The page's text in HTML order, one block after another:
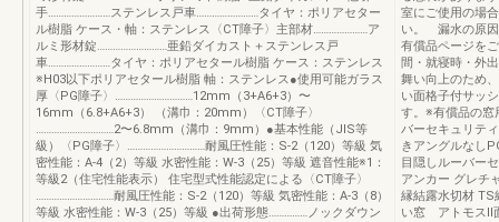
手……………………ステンレス戸車……………………タイヤ：ポリアセター
ル樹脂 ケース・軸：ステンレス〈CT障子〉主部材…………………ア
ルミ形材錠………………………亜鉛ダイカスト＋ステンレス戸
車……………………タイヤ：ポリアセタール樹脂 ケース：ステンレス
※H03以下ポリアセタール樹脂 軸：ステンレス●使用可能ガラス
厚〈PG障子〉…………………………12mm（3+A6+3）〜
16mm（6.8+A6+3） （溝巾：20mm）〈CT障子〉
…………………………2〜6.8mm（溝巾：9mm）●基本性能（JIS等
級）〈PG障子〉…………………………耐風圧性能：S-2（120）等級 気
密性能：A-4（2）等級 水密性能：W-3（25）等級 遮音性能※1：
等級2（住宅性能表示） 住宅型式性能認定による〈CT障子〉
…………………………耐風圧性能：S-2（120）等級 気密性能：A-3（8）
等級 水密性能：W-3（25）等級 ●出荷形態……………ノックダウン
室にご使用の場
い。 漏水の原因
有償品ページを
間・就寝時・外
舞い向上のため
い面格子付サッ
す。※有償品の窓
バーセキュリテ
きアングルなし
目隠しルーバー
アンカー グレチ
縁結露水切材 TS
い窓 アトモスⅡ